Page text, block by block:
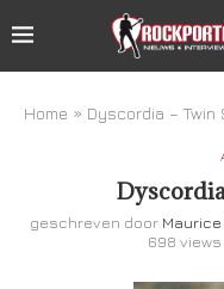
Home » Dyscordia – Twin
geschreven door Maurice
698 views